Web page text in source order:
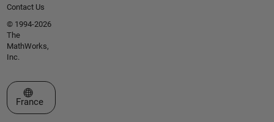
Contact Us
© 1994-2026
The
MathWorks,
Inc.
Sélectionner un site web
France